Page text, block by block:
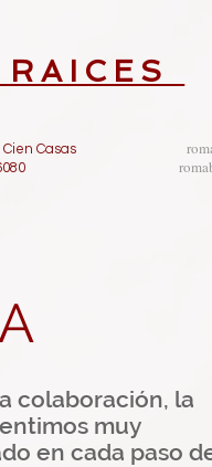
Cien Casas
colaboración, la
muy
en cada paso